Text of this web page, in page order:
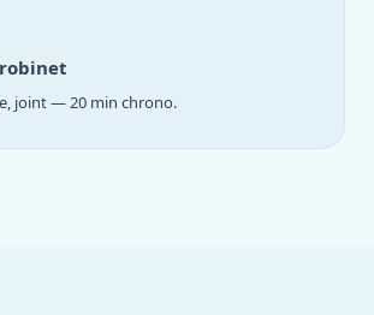
joint — 20 min chrono.